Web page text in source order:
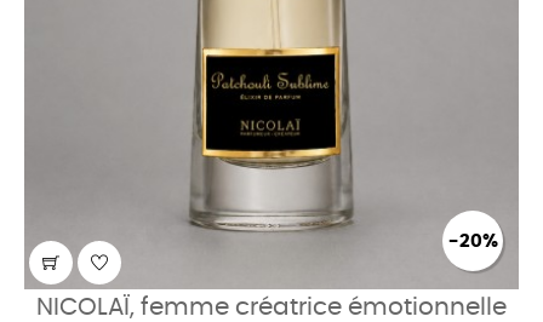
-20%
NICOLAÏ, femme créatrice émotionnelle